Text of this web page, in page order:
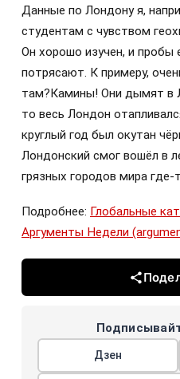
Данные по Лондону я,
студентам с чувством
Он хорошо изучен, и пробы
потрясают. К примеру,
там?Камины! Они дымят в
то весь Лондон
круглый год был окутан
Лондонский смог вошёл в
грязных городов мира где-
Подробнее: Глобальные
Аргументы Недели
Дзен